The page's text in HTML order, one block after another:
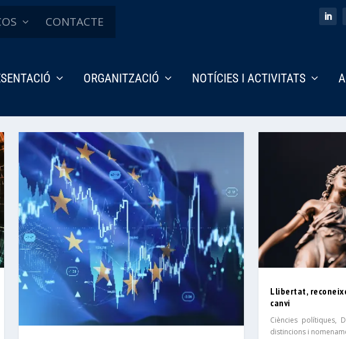
CONTACTE
ORGANITZACIÓ NOTÍCIES I ACTIVITATS
Llibertat,
canvi
Ciències polítiques,
distincions i